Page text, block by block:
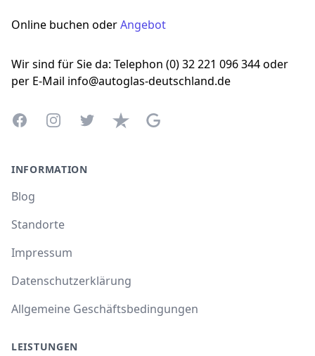
Online buchen oderAngebot
Wir sind für Sie da: Telephon (0) 32 221 096 344 oder
per E-Mail info@autoglas-deutschland.de
FacebookInstagramTwitterTrustpilotGoogle Business Profile
INFORMATION
Blog
Standorte
Impressum
Datenschutzerklärung
Allgemeine Geschäftsbedingungen
LEISTUNGEN